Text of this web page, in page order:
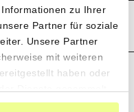
zu Ihrer
Partner für soziale
Unsere Partner
mit weiteren
haben oder